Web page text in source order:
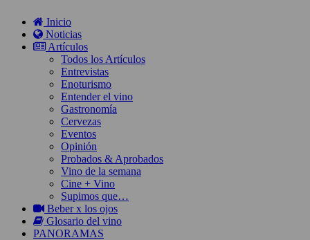
Inicio
Noticias
Artículos
Todos los Artículos
Entrevistas
Enoturismo
Entender el vino
Gastronomía
Cervezas
Eventos
Opinión
Probados & Aprobados
Vino de la semana
Cine + Vino
Supimos que…
Beber x los ojos
Glosario del vino
PANORAMAS